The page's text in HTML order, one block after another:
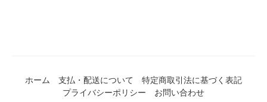
ホーム 支払・配送について
特定商取引法に基づく表記
プライバシーポリシー
お問い合わせ